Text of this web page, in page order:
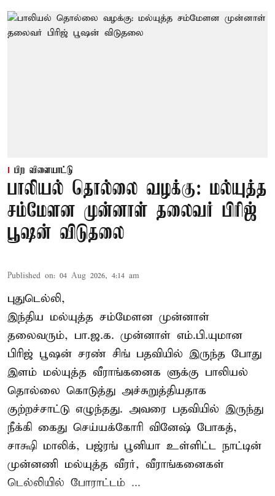
பிற விளையாட்டு
பாலியல் தொல்லை வழக்கு: மல்யுத்த
சம்மேளன முன்னாள் தலைவர் பிரிஜ்
பூஷன் விடுதலை
Published on: 04 Aug 2026, 4:14 am
புதுடெல்லி,
இந்திய மல்யுத்த சம்மேளன முன்னாள்
தலைவரும், பா.ஜ.க. முன்னாள் எம்.பி.யுமான
பிரிஜ் பூஷன் சரண் சிங் பதவியில் இருந்த போது
இளம் மல்யுத்த வீராங்கனைக ளுக்கு பாலியல்
தொல்லை கொடுத்து அச்சுறுத்தியதாக
குற்றச்சாட்டு எழுந்தது. அவரை பதவியில் இருந்து
நீக்கி கைது செய்யக்கோரி வினேஷ் போகத்,
சாக்ஷி மாலிக், பஜ்ரங் பூனியா உள்ளிட்ட நாட்டின்
முன்னணி மல்யுத்த வீரர், வீராங்கனைகள்
டெல்லியில் போராட்டம் ...